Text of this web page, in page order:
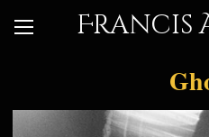
Francis